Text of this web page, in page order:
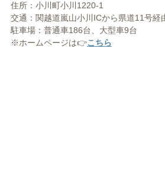
住所：小川町小川1220-1
交通：関越道嵐山小川ICから県道11号経
駐車場：普通車186台、大型車9台
※ホームページは👉こちら